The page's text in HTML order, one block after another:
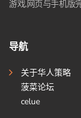
游戏,网页与手机版
导航
关于华人策略
菠菜论坛
celue